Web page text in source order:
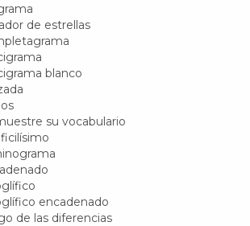
de estrellas
blanco
su vocabulario
encadenado
de las diferencias